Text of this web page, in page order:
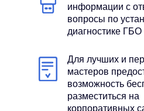
информации с
вопросы по
диагностике ГБО
Для лучших и
мастеров
возможность
разместиться на
корпоративных